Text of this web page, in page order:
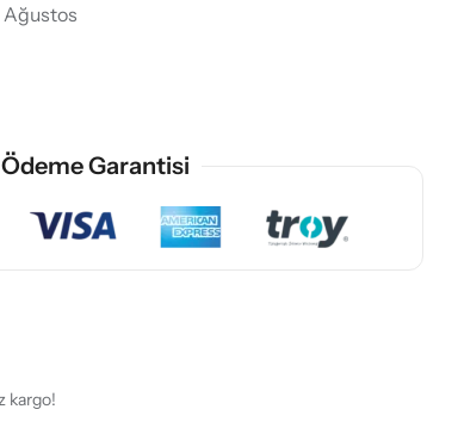
Ağustos
Garantisi
kargo!